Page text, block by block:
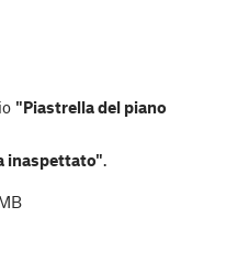
"Piastrella del piano
inaspettato".